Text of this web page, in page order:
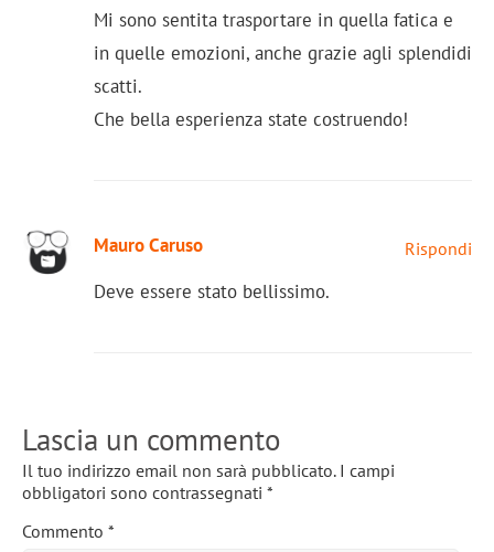
Mi sono sentita trasportare in quella fatica e
in quelle emozioni, anche grazie agli splendidi
scatti.
Che bella esperienza state costruendo!
Mauro Caruso Rispondi
Deve essere stato bellissimo.
Lascia un commento
Il tuo indirizzo email non sarà pubblicato. I campi
obbligatori sono contrassegnati *
Commento *